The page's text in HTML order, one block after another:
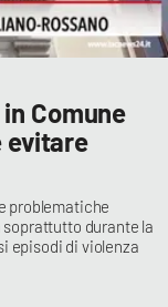
Comune
evitare
problematiche
durante la
episodi di violenza